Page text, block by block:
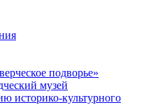
подворье»
музей
историко-культурного